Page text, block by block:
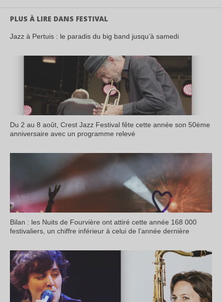
PLUS À LIRE DANS FESTIVAL
Jazz à Pertuis : le paradis du big band jusqu’à samedi
Du 2 au 8 août, Crest Jazz Festival fête cette année son 50ème
anniversaire avec un programme relevé
Bilan : les Nuits de Fourvière ont attiré cette année 168 000
festivaliers, un chiffre inférieur à celui de l’année dernière